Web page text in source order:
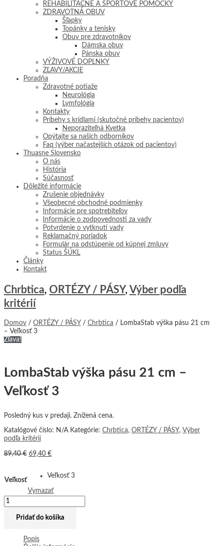
REHABILITAČNÉ A ŠPORTOVÉ POMÔCKY
ZDRAVOTNÁ OBUV
Šľapky
Topánky a tenisky
Obuv pre zdravotníkov
Dámska obuv
Pánska obuv
VÝŽIVOVÉ DOPLNKY
ZĽAVY/AKCIE
Poradňa
Zdravotné potiaže
Neurológia
Lymfológia
Kontakty
Príbehy s krídlami (skutočné príbehy pacientov)
Neporaziteľná Kvetka
Opýtajte sa našich odborníkov
Faq (výber načastejších otázok od pacientov)
Thuasne Slovensko
O nás
História
Súčasnosť
Dôležité informácie
Zrušenie objednávky
Všeobecné obchodné podmienky
Informácie pre spotrebiteľov
Informácie o zodpovednosti za vady
Potvrdenie o vytknutí vady
Reklamačný poriadok
Formulár na odstúpenie od kúpnej zmluvy
Status ŠÚKL
Články
Kontakt
Chrbtica, ORTÉZY / PÁSY,Výber podľa
kritérií
Domov / ORTÉZY / PÁSY / Chrbtica / LombaStab výška pásu 21 cm
– Veľkosť 3
Zľava!
LombaStab výška pásu 21 cm –
Veľkosť 3
Posledný kus v predaji. Znížená cena.
Katalógové číslo: N/A Kategórie: Chrbtica, ORTÉZY / PÁSY, Výber
podľa kritérií
89,40€ 69,40 €
Veľkosť
Veľkosť 3
Vymazať
Pridať do košíka
Popis